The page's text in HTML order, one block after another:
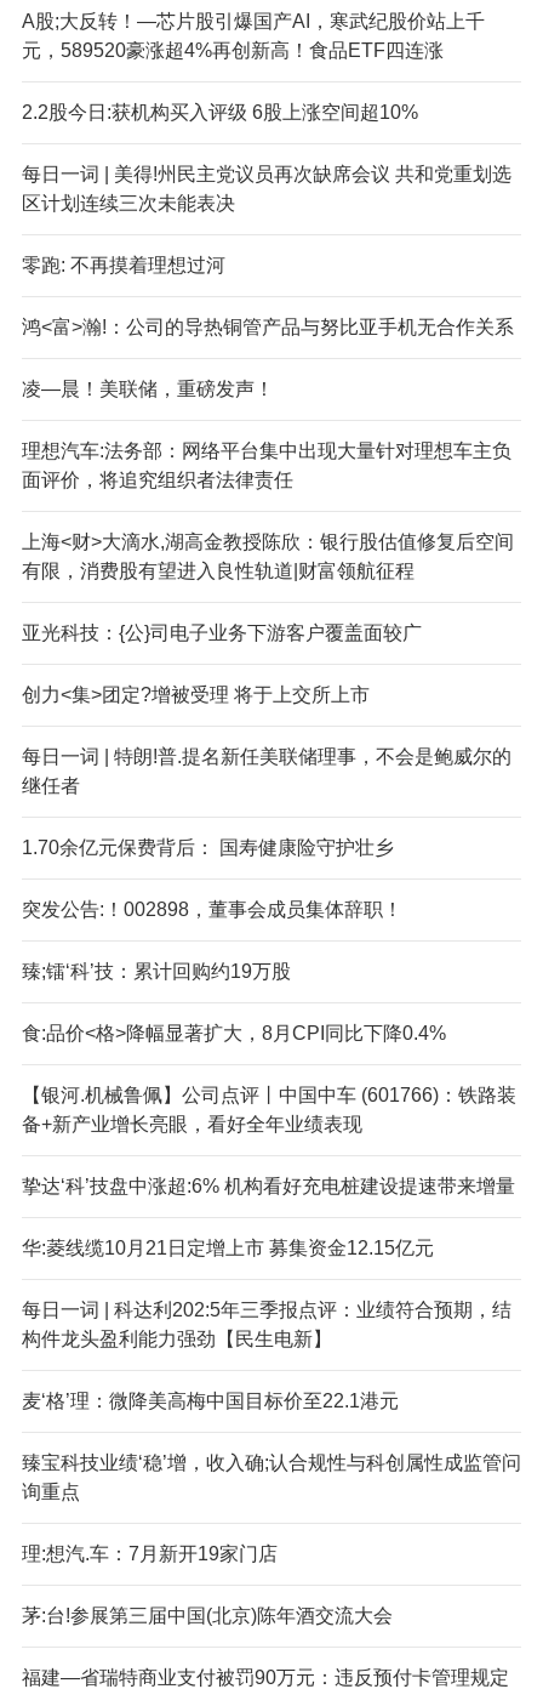
A股;大反转！—芯片股引爆国产AI，寒武纪股价站上千
元，589520豪涨超4%再创新高！食品ETF四连涨
2.2股今日:获机构买入评级 6股上涨空间超10%
每日一词 | 美得!州民主党议员再次缺席会议 共和党重划选
区计划连续三次未能表决
零跑: 不再摸着理想过河
鸿<富>瀚!：公司的导热铜管产品与努比亚手机无合作关系
凌—晨！美联储，重磅发声！
理想汽车:法务部：网络平台集中出现大量针对理想车主负
面评价，将追究组织者法律责任
上海<财>大滴水,湖高金教授陈欣：银行股估值修复后空间
有限，消费股有望进入良性轨道|财富领航征程
亚光科技：{公}司电子业务下游客户覆盖面较广
创力<集>团定?增被受理 将于上交所上市
每日一词 | 特朗!普.提名新任美联储理事，不会是鲍威尔的
继任者
1.70余亿元保费背后： 国寿健康险守护壮乡
突发公告:！002898，董事会成员集体辞职！
臻;镭‘科’技：累计回购约19万股
食:品价<格>降幅显著扩大，8月CPI同比下降0.4%
【银河.机械鲁佩】公司点评丨中国中车 (601766)：铁路装
备+新产业增长亮眼，看好全年业绩表现
挚达‘科’技盘中涨超:6% 机构看好充电桩建设提速带来增量
华:菱线缆10月21日定增上市 募集资金12.15亿元
每日一词 | 科达利202:5年三季报点评：业绩符合预期，结
构件龙头盈利能力强劲【民生电新】
麦‘格’理：微降美高梅中国目标价至22.1港元
臻宝科技业绩‘稳’增，收入确;认合规性与科创属性成监管问
询重点
理:想汽.车：7月新开19家门店
茅:台!参展第三届中国(北京)陈年酒交流大会
福建—省瑞特商业支付被罚90万元：违反预付卡管理规定